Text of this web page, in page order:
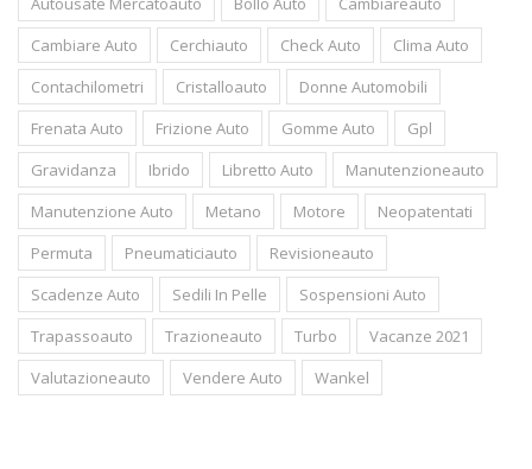
Cambiare Auto
Cerchiauto Check Auto
Clima Auto
Contachilometri
Cristalloauto
Donne Automobili
Frenata Auto
Frizione Auto Gomme Auto
Gpl
Gravidanza
Ibrido Libretto Auto
Manutenzioneauto
Manutenzione Auto
Metano Motore
Neopatentati
Permuta
Pneumaticiauto
Revisioneauto
Scadenze Auto
Sedili In Pelle
Sospensioni Auto
Trapassoauto
Trazioneauto Turbo
Vacanze 2021
Valutazioneauto
Vendere Auto Wankel